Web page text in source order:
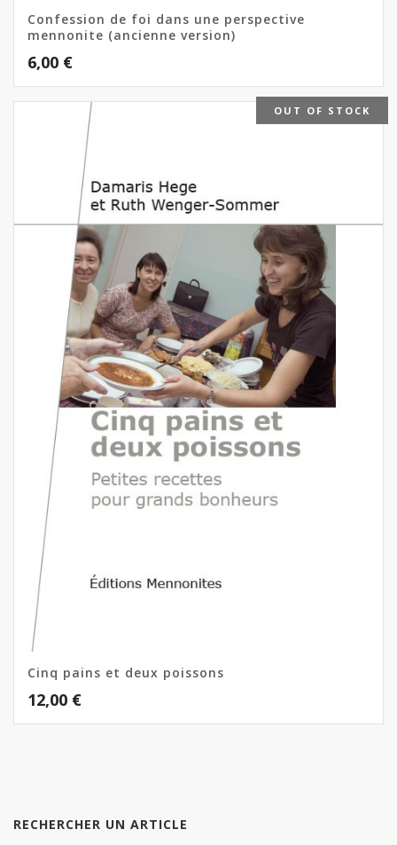
Confession de foi dans une perspective
mennonite (ancienne version)
6,00 €
OUT OF STOCK
Cinq pains et deux poissons
12,00 €
RECHERCHER UN ARTICLE